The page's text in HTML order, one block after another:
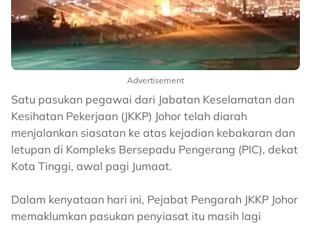
Advertisement
Satu pasukan pegawai dari Jabatan Keselamatan dan
Kesihatan Pekerjaan (JKKP) Johor telah diarah
menjalankan siasatan ke atas kejadian kebakaran dan
letupan di Kompleks Bersepadu Pengerang (PIC), dekat
Kota Tinggi, awal pagi Jumaat.
Dalam kenyataan hari ini, Pejabat Pengarah JKKP Johor
memaklumkan pasukan penyiasat itu masih lagi